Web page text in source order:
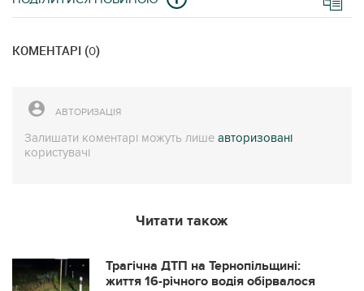
КОМЕНТАРІ (0)
АВТОРИЗАЦІЯ
Залишати коментарі можуть лише авторизовані
користувачі
Читати також
Трагічна ДТП на Тернопільщині:
життя 16-річного водія обірвалося